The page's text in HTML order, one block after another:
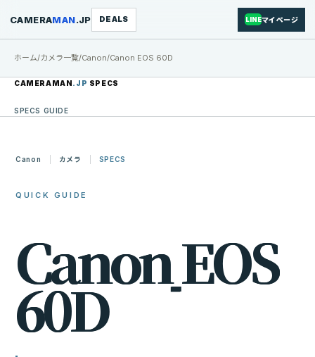
CAMERAMAN.JP DEALS LINEマイページ
ホーム/カメラ一覧/Canon/Canon EOS 60D
CAMERAMAN.JP SPECS
SPECS GUIDE
Canon カメラ SPECS
QUICK GUIDE
CanonEOS
60D